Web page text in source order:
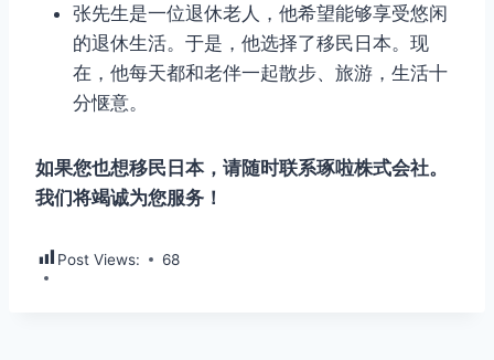
张先生是一位退休老人，他希望能够享受悠闲
的退休生活。于是，他选择了移民日本。现
在，他每天都和老伴一起散步、旅游，生活十
分惬意。
如果您也想移民日本，请随时联系琢啦株式会社。
我们将竭诚为您服务！
Post Views: 68